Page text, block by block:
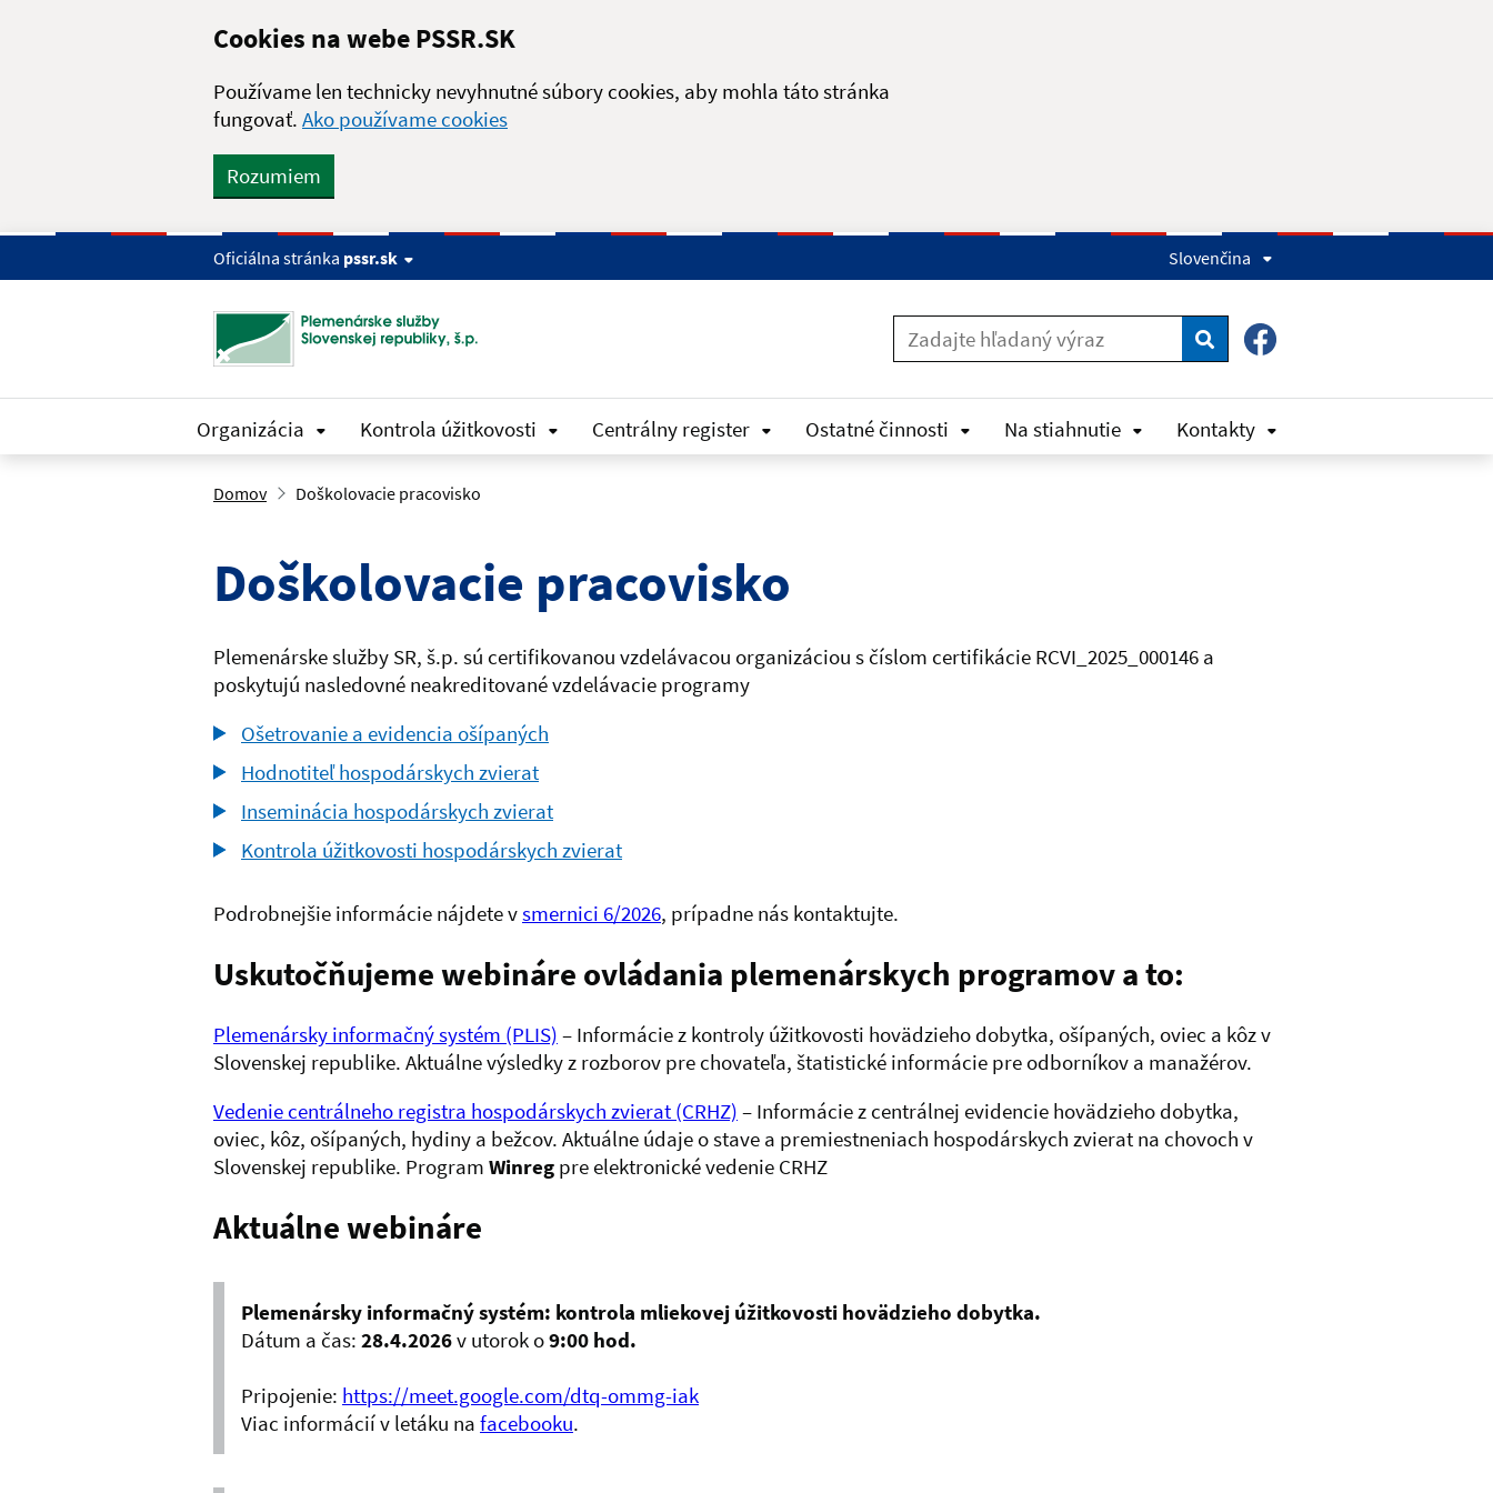
Cookies na webe PSSR.SK
Používame len technicky nevyhnutné súbory cookies, aby mohla táto stránka
fungovať. Ako používame cookies
Rozumiem
Oficiálna stránka pssr.sk Slovenčina
Hľadať
Organizácia Kontrola úžitkovosti Centrálny register Ostatné činnosti Na stiahnutie Kontakty
Domov Doškolovacie pracovisko
Doškolovacie pracovisko
Plemenárske služby SR, š.p. sú certifikovanou vzdelávacou organizáciou s číslom certifikácie RCVI_2025_000146 a
poskytujú nasledovné neakreditované vzdelávacie programy
Ošetrovanie a evidencia ošípaných
Hodnotiteľ hospodárskych zvierat
Inseminácia hospodárskych zvierat
Kontrola úžitkovosti hospodárskych zvierat
Podrobnejšie informácie nájdete vsmernici 6/2026, prípadne nás kontaktujte.
Uskutočňujeme webináre ovládania plemenárskych programov a to:
Plemenársky informačný systém (PLIS) – Informácie z kontroly úžitkovosti hovädzieho dobytka, ošípaných, oviec a kôz v
Slovenskej republike. Aktuálne výsledky z rozborov pre chovateľa, štatistické informácie pre odborníkov a manažérov.
Vedenie centrálneho registra hospodárskych zvierat (CRHZ) – Informácie z centrálnej evidencie hovädzieho dobytka,
oviec, kôz, ošípaných, hydiny a bežcov. Aktuálne údaje o stave a premiestneniach hospodárskych zvierat na chovoch v
Slovenskej republike. Program Winreg pre elektronické vedenie CRHZ
Aktuálne webináre
Plemenársky informačný systém: kontrola mliekovej úžitkovosti hovädzieho dobytka.
Dátum a čas: 28.4.2026v utorok o9:00 hod.
Pripojenie: https://meet.google.com/dtq-ommg-iak
Viac informácií v letáku na facebooku.